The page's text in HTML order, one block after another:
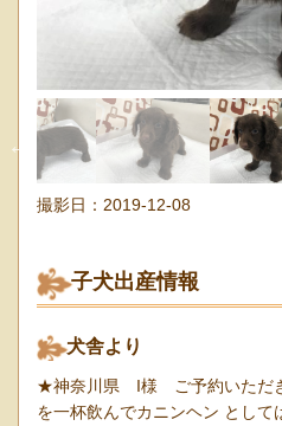
撮影日： 2019-12-08
子犬出産情報
犬舎より
★神奈川県 I様 ご予約いただ
を一杯飲んでカニンヘン とし